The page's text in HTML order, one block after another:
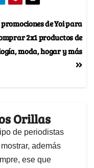
de Yoi para
2x1 productos de
moda, hogar y más
Orillas
de periodistas
además
ese que